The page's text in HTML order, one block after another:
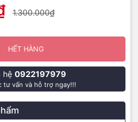
1.300.000₫
HẾT HÀNG
hệ 0922197979
tư vấn và hỗ trợ ngay!!!